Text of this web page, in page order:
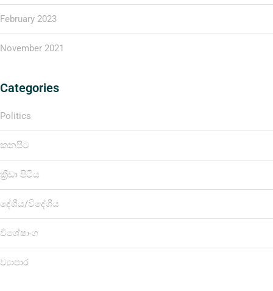
February 2023
November 2021
Categories
Politics
කනපිට
ක්‍රීඩා පිටිය
දේශීය/විදේශීය
විශේෂාංග
ව්‍යාපාර